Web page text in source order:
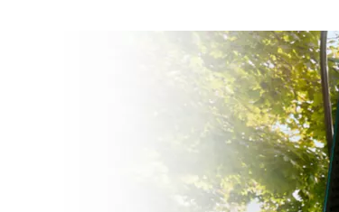
elettrica è gestito da Plenitude On The Road